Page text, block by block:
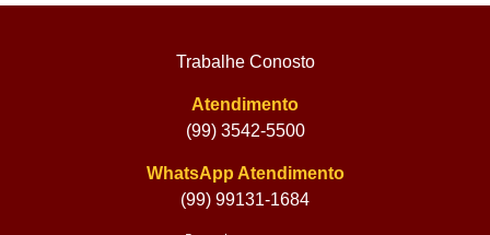
Trabalhe Conosto
Atendimento
(99) 3542-5500
WhatsApp Atendimento
(99) 99131-1684